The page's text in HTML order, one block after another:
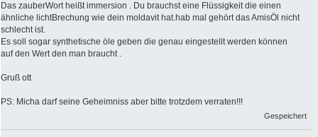
Das zauberWort heißt immersion . Du brauchst eine Flüssigkeit die einen
ähnliche lichtBrechung wie dein moldavit hat.hab mal gehört das AmisÖl nicht
schlecht ist.
Es soll sogar synthetische öle geben die genau eingestellt werden können
auf den Wert den man braucht .
Gruß ott
PS: Micha darf seine Geheimniss aber bitte trotzdem verraten!!!
Gespeichert